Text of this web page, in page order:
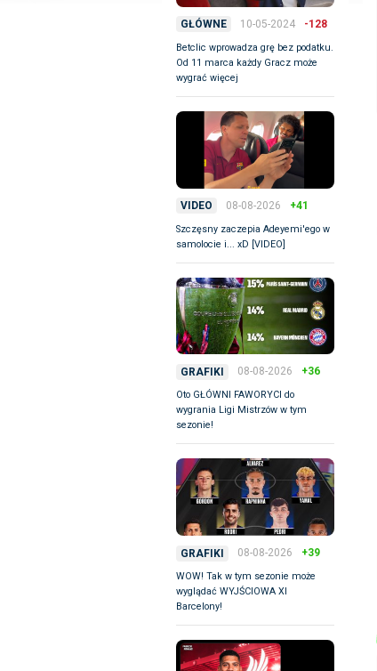
GŁÓWNE 10-05-2024 -128
Betclic wprowadza grę bez podatku.
Od 11 marca każdy Gracz może
wygrać więcej
VIDEO 08-08-2026 +41
Szczęsny zaczepia Adeyemi'ego w
samolocie i... xD [VIDEO]
GRAFIKI 08-08-2026 +36
Oto GŁÓWNI FAWORYCI do
wygrania Ligi Mistrzów w tym
sezonie!
GRAFIKI 08-08-2026 +39
WOW! Tak w tym sezonie może
wyglądać WYJŚCIOWA XI
Barcelony!